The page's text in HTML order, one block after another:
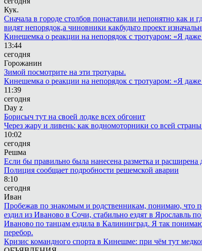
Кук.
Сначала в городе столбов понаставили непонятно как и
видят непорядок,а чиновники какбудьто проект
Кинешемка о реакции на непорядок с тротуаром: «Я
13:44
сегодня
Горожанин
Зимой посмотрите на эти тротуары.
Кинешемка о реакции на непорядок с тротуаром: «Я
11:39
сегодня
Day z
Борисыч тут на своей лодке всех обгонит
Через жару и ливень: как водномоторники со всей
10:02
сегодня
Решма
Если бы правильно была нанесена разметка и расширена
Полиция сообщает подробности решемской аварии
8:10
сегодня
Иван
Пробежав по знакомым и родственникам, понимаю, что
ездил из Иваново в Сочи, стабильно ездят в Ярославль
Иваново по танцам ездила в Калининград. Я так
перебор.
Кризис командного спорта в Кинешме: при чём тут